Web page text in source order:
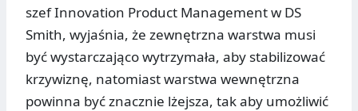
szef Innovation Product Management w DS
Smith, wyjaśnia, że zewnętrzna warstwa musi
być wystarczająco wytrzymała, aby stabilizować
krzywiznę, natomiast warstwa wewnętrzna
powinna być znacznie lżejsza, tak aby umożliwić